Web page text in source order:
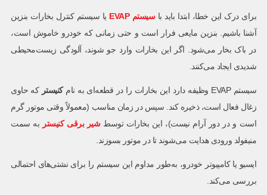
برای درک این خطا، ابتدا باید باسیستم EVAP
یا سیستم کنترل بخارات بنزین
آشنا باشیم. بنزین مایعی فرار است و حتی زمانی که خودرو خاموش است،
در باک بخار می‌شود. اگر این بخارات وارد جو شوند، آلودگی زیست‌محیطی
شدیدی ایجاد می‌کنند.
سیستم EVAP وظیفه دارد این بخارات را در قطعه‌ای به نام کنیستر که حاوی
زغال فعال است، ذخیره کند. سپس در زمان مناسب (معمولاً وقتی موتور گرم
است و در دور آرام نیست)، این بخارات توسطشیر برقی کنیستر به سمت
منیفولد ورودی هدایت می‌شوند تا در موتور بسوزند.
ایسیو یا کامپیوتر خودرو، به‌طور مداوم این سیستم را برای نشتی‌های احتمالی
بررسی می‌کند.